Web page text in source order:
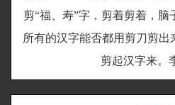
剪“福、寿”字，剪着剪着，脑
所有的汉字能否都用剪刀剪
剪起汉字来。